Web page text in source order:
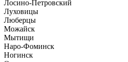
Лосино-Петровский
Луховицы
Люберцы
Можайск
Мытищи
Наро-Фоминск
Ногинск